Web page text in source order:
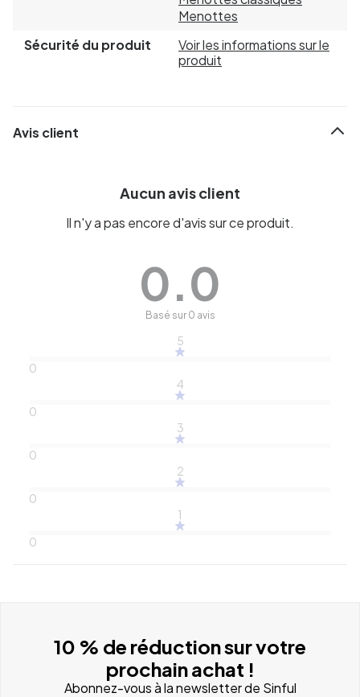
Menottes
Sécurité du produit
Voir les informations sur le
produit
Avis client
Aucun avis client
Il n'y a pas encore d'avis sur ce produit.
0.0
Basé sur 0 avis
5
0
4
0
3
0
2
0
1
0
10 % de réduction sur votre
prochain achat !
Abonnez-vous à la newsletter de Sinful